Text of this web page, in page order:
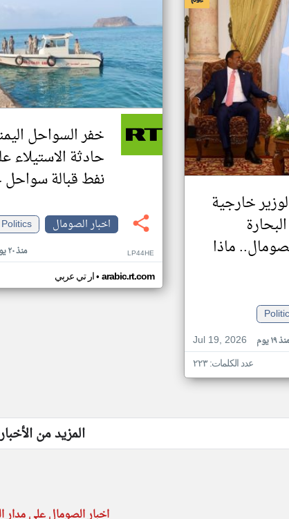
خارجية
ماذا
Jul 19, 2026
١٩ يوم
عدد الكلمات: ٢٢٣
خفر السواحل
حادثة الاستيلاء
نفط قبالة
اخبار الصومال
Politics
منذ ٢٠ يوم LP44HE
ار تي عربي• arabic.rt.com
المزيد من الأخبار